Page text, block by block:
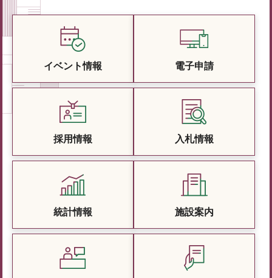
イベント情報 電子申請
採用情報 入札情報
統計情報 施設案内